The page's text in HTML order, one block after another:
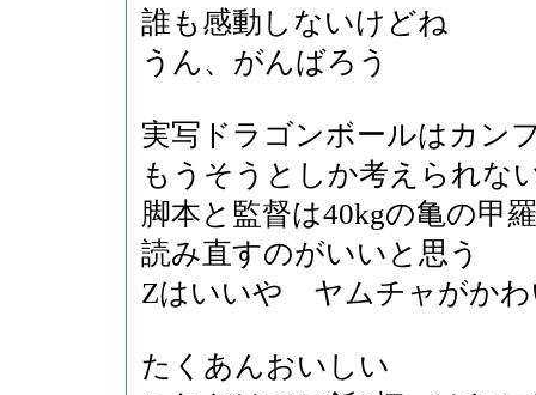
誰も感動しないけどね
うん、がんばろう
実写ドラゴンボールはカン
もうそうとしか考えられな
脚本と監督は40kgの亀の甲
読み直すのがいいと思う
Zはいいや ヤムチャがかわ
たくあんおいしい